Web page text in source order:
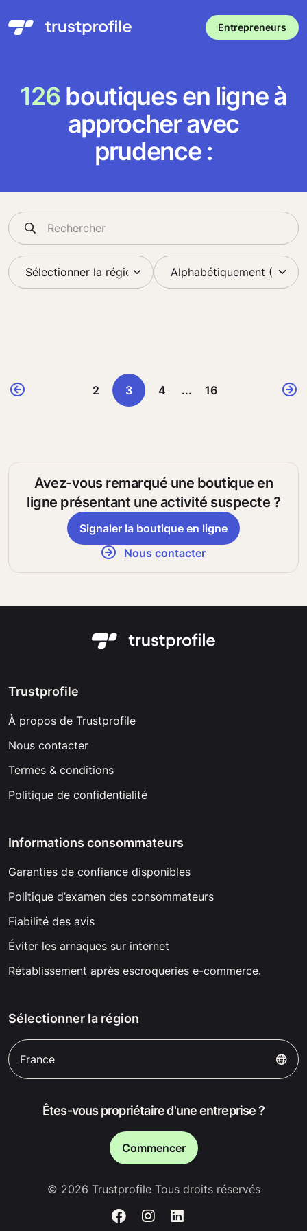
Entrepreneurs
126boutiques en ligne à
approcher avec
prudence :
2 3 4 ... 16
Avez-vous remarqué une boutique en
ligne présentant une activité suspecte ?
Signaler la boutique en ligne
Nous contacter
Trustprofile
À propos de Trustprofile
Nous contacter
Termes & conditions
Politique de confidentialité
Informations consommateurs
Garanties de confiance disponibles
Politique d’examen des consommateurs
Fiabilité des avis
Éviter les arnaques sur internet
Rétablissement après escroqueries e-commerce.
Sélectionner la région
France
Êtes-vous propriétaire d'une entreprise ?
Commencer
© 2026 Trustprofile Tous droits réservés